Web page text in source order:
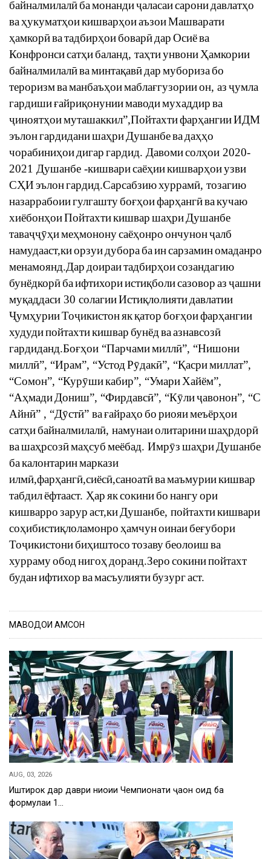
байналмилалӣбамонандиҷаласаисаронидавлатҳо
ваҳукуматҳоикишварҳоиаъзоиМашварати
ҳамкорӣватадбирҳоибоварӣдарОсиёва
Конфронсисатҳибаланд, таҳтиунвониҲамкории
байналмилалӣваминтақавӣдармуборизабо
тероризмваманбаъҳоимаблағгузориион, азҷумла
гардишиғайриқонуниимаводимухаддирва
ҷиноятҳоимуташаккил”,ПойтахтифарҳангииИДМ
эълонгардиданишаҳриДушанбевадаҳҳо
чорабиниҳоидигаргардид. Давомисолҳои 2020-
2021 Душанбе -кишварисаёҳиикишварҳоиузви
СҲИэълонгардид.Сарсабзиюхуррамӣ, тозагию
назаррабоиигулгаштубоғҳоифарҳангӣвакучаю
хиёбонҳоиПойтахтикишваршаҳриДушанбе
таваҷҷӯҳимеҳмононусаёҳонроончунонҷалб
намудааст,киорзуидуборабаинсарзаминомаданро
менамоянд.Дардоираитадбирҳоисозандагию
бунёдкорӣбаифтихориистиқболисазоворазҷашни
муқаддаси 30 солагииИстиқлолиятидавлатии
ҶумҳурииТоҷикистонякқаторбоғҳоифарҳангии
худудипойтахтикишварбунёдваазнавсозӣ
гардиданд.Боғҳои “Парчамимиллӣ”, “Нишони
миллӣ”, “Ирам”, “УстодРӯдакӣ”, “Қасримиллат”,
“Сомон”, “Курӯшикабир”, “УмариХайём”,
“АҳмадиДониш”, “Фирдавсӣ”, “Кӯлиҷавонон”, “С
Айнӣ” , “Дӯстӣ” вағайраҳобориояимеъёрҳои
сатҳибайналмилалӣ, намунаиолитаринишаҳрдорӣ
вашаҳрсозӣмаҳсубмеёбад. ИмрӯзшаҳриДушанбе
бакалонтаринмаркази
илмӣ,фарҳангӣ,сиёсӣ,саноатӣвамаъмуриикишвар
табдилёфтааст. Ҳаряксокинибонангуори
кишваррозарураст,киДушанбе, пойтахтикишвари
соҳибистиқлоламонроҳамчуноинаибеғубори
Тоҷикистонибиҳиштосотозавубеолоишва
хуррамуободнигоҳдоранд.Зеросокинипойтахт
буданифтихорвамасъулиятибузургаст.
МАВОДҲОИ ҲАМСОН
AUG, 03, 2026
Иштирок дар даври ниҳоии Чемпионати ҷаҳон оид ба
формулаи 1…